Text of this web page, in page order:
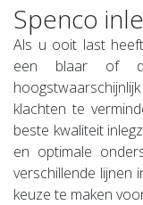
Spenco
Als u ooit last
een blaar of
klachten te
beste kwaliteit
en optimale
verschillende lijnen
keuze te maken